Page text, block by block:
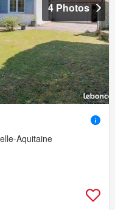
4 Photos
Aquitaine